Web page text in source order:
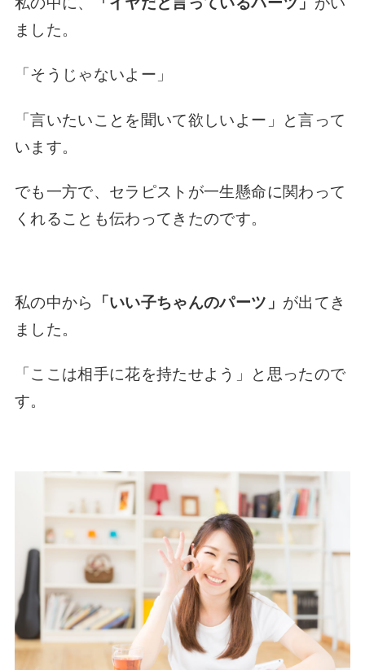
ました。
「そうじゃないよー」
「言いたいことを聞いて欲しいよー」と言って
います。
でも一方で、セラピストが一生懸命に関わって
くれることも伝わってきたのです。
私の中から 「いい子ちゃんのパーツ」 が出てき
ました。
「ここは相手に花を持たせよう」と思ったので
す。